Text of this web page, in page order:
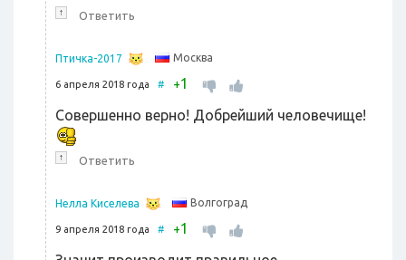
↑ Ответить
Птичка-2017 Москва
6 апреля 2018 года # +1
Совершенно верно! Добрейший человечище!
↑ Ответить
Нелла Киселева Волгоград
9 апреля 2018 года # +1